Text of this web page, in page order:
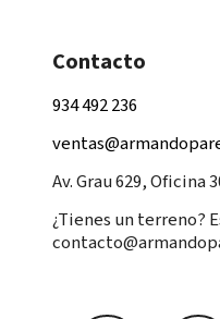
Contacto
934 492 236
Av. Grau 629, Oficina
¿Tienes un terreno?